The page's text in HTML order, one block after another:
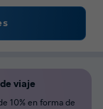
viaje
10% en forma de